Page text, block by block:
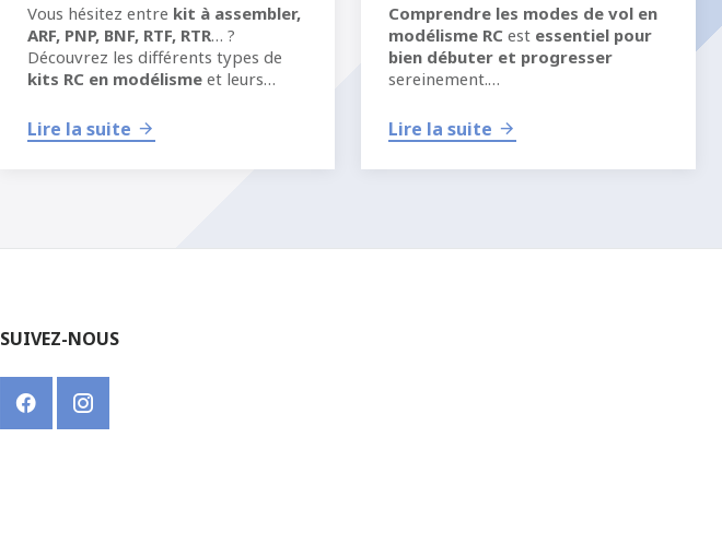
Vous hésitez entre kit à assembler,
ARF, PNP, BNF, RTF, RTR… ?
Découvrez les différents types de
kits RC en modélisme et leurs
Lire la suite
Comprendre les modes de vol en
modélisme RC est essentiel pour
bien débuter et progresser
sereinement.
Lire la suite
SUIVEZ-NOUS